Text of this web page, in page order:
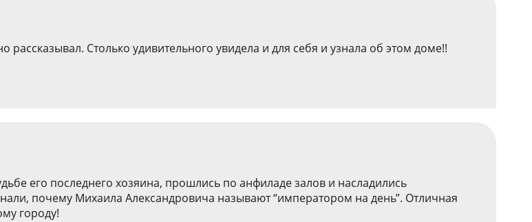
рассказывал. Столько удивительного увидела и для себя и узнала об этом доме!!
его последнего хозяина, прошлись по анфиладе залов и насладились
почему Михаила Александровича называют “императором на день”. Отличная
городу!